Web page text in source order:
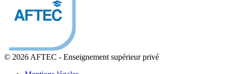
© 2026 AFTEC - Enseignement supérieur privé